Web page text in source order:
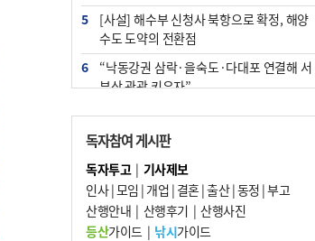
5
[사설] 해수부 신청사 북항으로 확정, 해양
수도 도약의 전환점
6
“낙동강권 삼락·을숙도·다대포 연결해 서
부산 관광 키우자”
7
부울경 주말부터 비소식…‘극한 폭염’ 한풀
꺾일 듯
8
피란마을 67년 역사인데…전교생 24명 아
미초 통폐합 기로
9
외국인 선원 ‘인신매매 경유지’ 된 부산…
우려가 현실로
독자참여 게시판
독자투고| 기사제보
인사|모임 | 개업 | 결혼|출산|동정 |부고
산행안내 | 산행후기 | 산행사진
등산가이드| 낚시가이드